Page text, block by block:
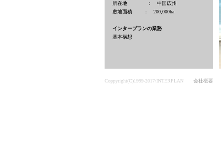
所在地 ： 中国広州
敷地面積 ： 200,000ha
インタープランの業務
基本構想